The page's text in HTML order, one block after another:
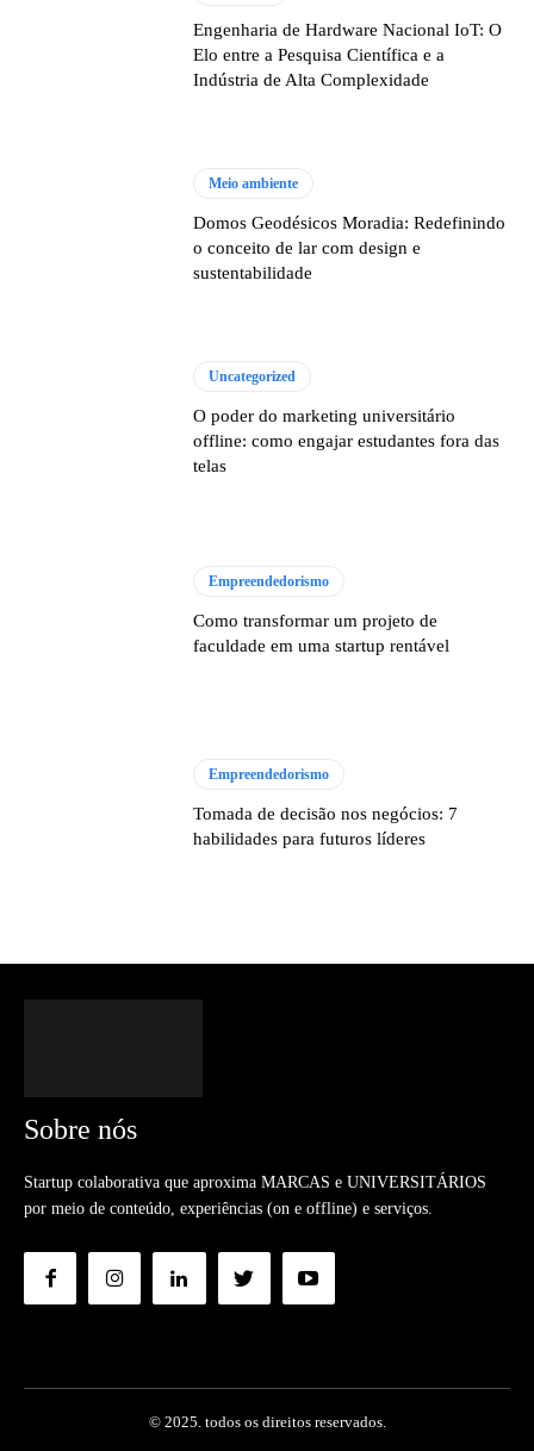
Engenharia de Hardware Nacional IoT: O
Elo entre a Pesquisa Científica e a
Indústria de Alta Complexidade
Meio ambiente
Domos Geodésicos Moradia: Redefinindo
o conceito de lar com design e
sustentabilidade
Uncategorized
O poder do marketing universitário
offline: como engajar estudantes fora das
telas
Empreendedorismo
Como transformar um projeto de
faculdade em uma startup rentável
Empreendedorismo
Tomada de decisão nos negócios: 7
habilidades para futuros líderes
Sobre nós
Startup colaborativa que aproxima MARCAS e UNIVERSITÁRIOS
por meio de conteúdo, experiências (on e offline) e serviços.
© 2025. todos os direitos reservados.